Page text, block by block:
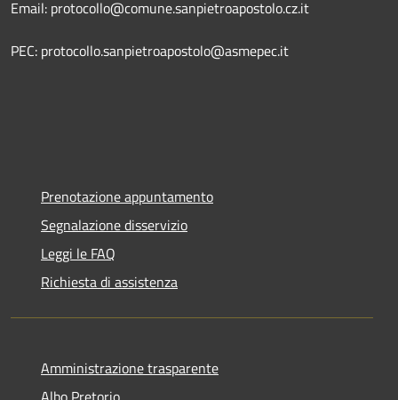
Email: protocollo@comune.sanpietroapostolo.cz.it
PEC: protocollo.sanpietroapostolo@asmepec.it
Prenotazione appuntamento
Segnalazione disservizio
Leggi le FAQ
Richiesta di assistenza
Amministrazione trasparente